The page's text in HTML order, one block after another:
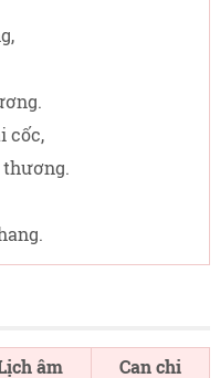
cốc,
âm Can chi